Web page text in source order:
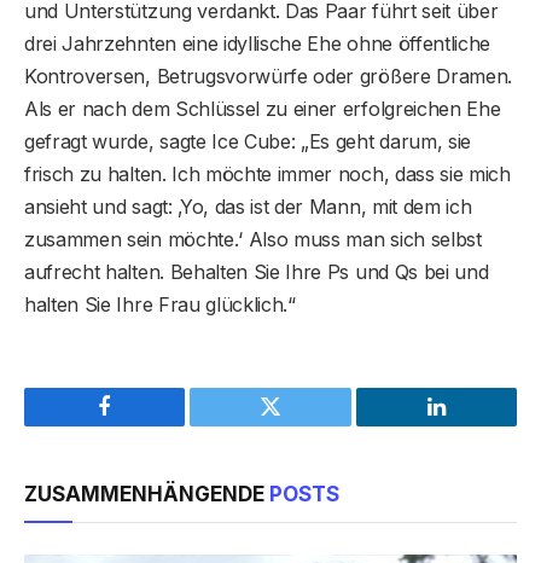
und Unterstützung verdankt. Das Paar führt seit über
drei Jahrzehnten eine idyllische Ehe ohne öffentliche
Kontroversen, Betrugsvorwürfe oder größere Dramen.
Als er nach dem Schlüssel zu einer erfolgreichen Ehe
gefragt wurde, sagte Ice Cube: „Es geht darum, sie
frisch zu halten. Ich möchte immer noch, dass sie mich
ansieht und sagt: ‚Yo, das ist der Mann, mit dem ich
zusammen sein möchte.‘ Also muss man sich selbst
aufrecht halten. Behalten Sie Ihre Ps und Qs bei und
halten Sie Ihre Frau glücklich.“
Facebook Twitter LinkedIn
ZUSAMMENHÄNGENDE POSTS